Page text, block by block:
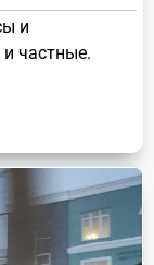
и
частные.